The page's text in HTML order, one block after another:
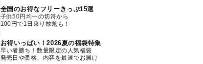
全国のお得なフリーきっぷ15選
子供50円均一の切符から
100円で1日乗り放題も！
お得いっぱい！2026夏の福袋特集
早い者勝ち！数量限定の人気福袋
発売日や価格、内容を最速でお届け